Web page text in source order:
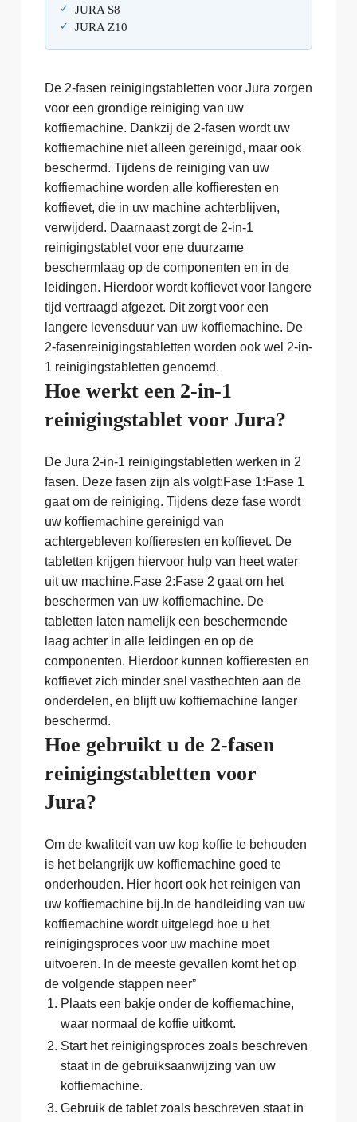
JURA S8
JURA Z10
De 2-fasen reinigingstabletten voor Jura zorgen
voor een grondige reiniging van uw
koffiemachine. Dankzij de 2-fasen wordt uw
koffiemachine niet alleen gereinigd, maar ook
beschermd. Tijdens de reiniging van uw
koffiemachine worden alle koffieresten en
koffievet, die in uw machine achterblijven,
verwijderd. Daarnaast zorgt de 2-in-1
reinigingstablet voor ene duurzame
beschermlaag op de componenten en in de
leidingen. Hierdoor wordt koffievet voor langere
tijd vertraagd afgezet. Dit zorgt voor een
langere levensduur van uw koffiemachine. De
2-fasenreinigingstabletten worden ook wel 2-in-
1 reinigingstabletten genoemd.
Hoe werkt een 2-in-1
reinigingstablet voor Jura?
De Jura 2-in-1 reinigingstabletten werken in 2
fasen. Deze fasen zijn als volgt:Fase 1:Fase 1
gaat om de reiniging. Tijdens deze fase wordt
uw koffiemachine gereinigd van
achtergebleven koffieresten en koffievet. De
tabletten krijgen hiervoor hulp van heet water
uit uw machine.Fase 2:Fase 2 gaat om het
beschermen van uw koffiemachine. De
tabletten laten namelijk een beschermende
laag achter in alle leidingen en op de
componenten. Hierdoor kunnen koffieresten en
koffievet zich minder snel vasthechten aan de
onderdelen, en blijft uw koffiemachine langer
beschermd.
Hoe gebruikt u de 2-fasen
reinigingstabletten voor
Jura?
Om de kwaliteit van uw kop koffie te behouden
is het belangrijk uw koffiemachine goed te
onderhouden. Hier hoort ook het reinigen van
uw koffiemachine bij.In de handleiding van uw
koffiemachine wordt uitgelegd hoe u het
reinigingsproces voor uw machine moet
uitvoeren. In de meeste gevallen komt het op
de volgende stappen neer”
Plaats een bakje onder de koffiemachine,
waar normaal de koffie uitkomt.
Start het reinigingsproces zoals beschreven
staat in de gebruiksaanwijzing van uw
koffiemachine.
Gebruik de tablet zoals beschreven staat in